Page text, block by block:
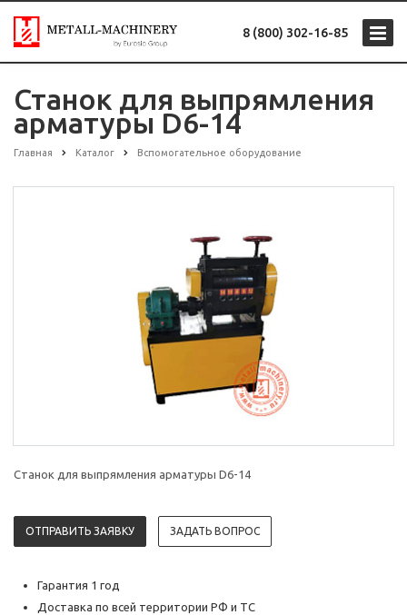
8 (800) 302-16-85
Станок для выпрямления
арматуры D6-14
Главная Каталог Вспомогательное оборудование
Станок для выпрямления арматуры D6-14
ОТПРАВИТЬ ЗАЯВКУ ЗАДАТЬ ВОПРОС
Гарантия 1 год
Доставка по всей территории РФ и ТС